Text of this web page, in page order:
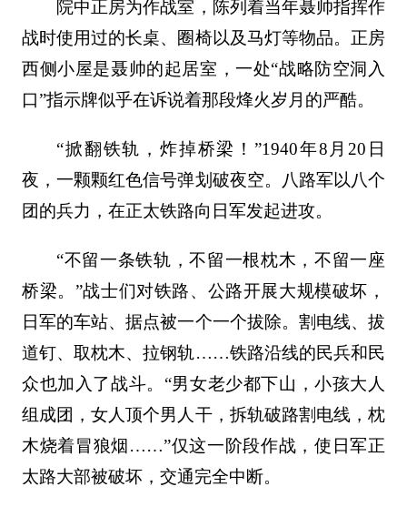
院中正房为作战室，陈列着当年聂帅指挥作
战时使用过的长桌、圈椅以及马灯等物品。正房
西侧小屋是聂帅的起居室，一处“战略防空洞入
口”指示牌似乎在诉说着那段烽火岁月的严酷。
“掀翻铁轨，炸掉桥梁！”1940年8月20日
夜，一颗颗红色信号弹划破夜空。八路军以八个
团的兵力，在正太铁路向日军发起进攻。
“不留一条铁轨，不留一根枕木，不留一座
桥梁。”战士们对铁路、公路开展大规模破坏，
日军的车站、据点被一个一个拔除。割电线、拔
道钉、取枕木、拉钢轨……铁路沿线的民兵和民
众也加入了战斗。“男女老少都下山，小孩大人
组成团，女人顶个男人干，拆轨破路割电线，枕
木烧着冒狼烟……”仅这一阶段作战，使日军正
太路大部被破坏，交通完全中断。